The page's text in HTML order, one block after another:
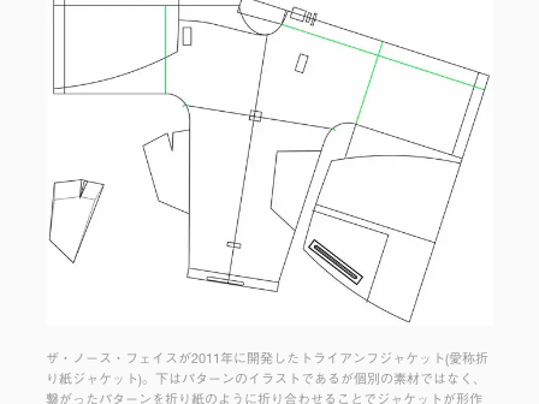
ザ・ノース・フェイスが2011年に開発したトライアンフジャケット(愛称折
り紙ジャケット)。下はパターンのイラストであるが個別の素材ではなく、
繋がったパターンを折り紙のように折り合わせることでジャケットが形作